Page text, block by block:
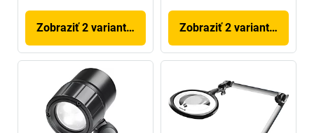
Zobraziť 2 variantov Zobraziť 2 variantov